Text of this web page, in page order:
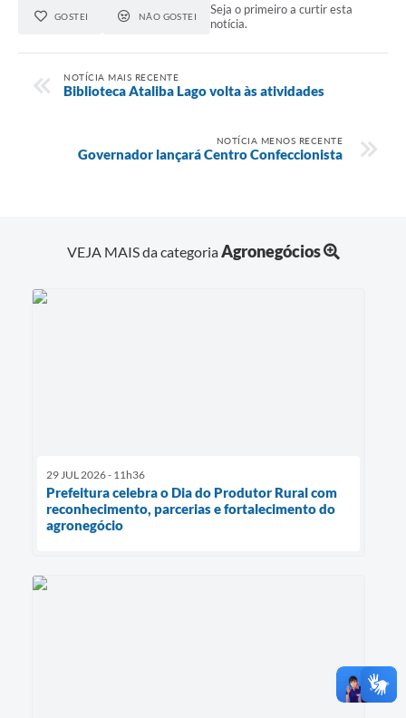
GOSTEI NÃO GOSTEI
Seja o primeiro a curtir esta
notícia.
NOTÍCIA MAIS RECENTE
Biblioteca Ataliba Lago volta às atividades
NOTÍCIA MENOS RECENTE
Governador lançará Centro Confeccionista
VEJA MAIS da categoriaAgronegócios
29 JUL 2026 - 11h36
Prefeitura celebra o Dia do Produtor Rural com
reconhecimento, parcerias e fortalecimento do
agronegócio